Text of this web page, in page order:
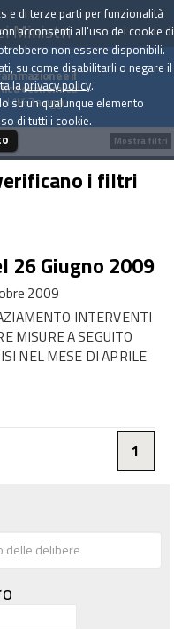
Ministri
e il
economica
1967 a oggi
i filtri
26 Giugno 2009
2009
INTERVENTI
MISURE A SEGUITO
NEL MESE DI APRILE
1
Mostra filtri
e di terze parti per funzionalità
acconsenti all'uso dei cookie di
non essere disponibili.
su come disabilitarli o negare il
laprivacy policy.
su un qualunque elemento
di tutti i cookie.